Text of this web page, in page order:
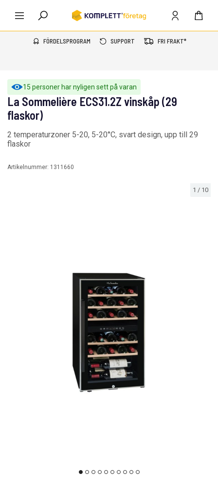
FÖRDELSPROGRAM SUPPORT FRI FRAKT*
15 personer har nyligen sett på varan
1 / 10
La Sommelière ECS31.2Z vinskåp (29
flaskor)
2 temperaturzoner 5-20, 5-20°C, svart design, upp till 29
flaskor
Artikelnummer: 1311660